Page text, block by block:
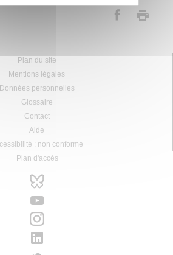
Plan du site
Mentions légales
Données personnelles
Glossaire
Contact
Aide
: non conforme
Plan d'accès